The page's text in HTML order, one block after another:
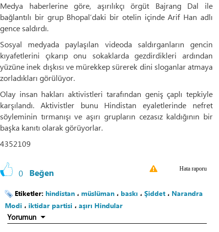
Medya haberlerine göre, aşırılıkçı örgüt Bajrang Dal ile
bağlantılı bir grup Bhopal’daki bir otelin içinde Arif Han adlı
gence saldırdı.
Sosyal medyada paylaşılan videoda saldırganların gencin
kıyafetlerini çıkarıp onu sokaklarda gezdirdikleri ardından
yüzüne inek dışkısı ve mürekkep sürerek dini sloganlar atmaya
zorladıkları görülüyor.
Olay insan hakları aktivistleri tarafından geniş çaplı tepkiyle
karşılandı. Aktivistler bunu Hindistan eyaletlerinde nefret
söyleminin tırmanışı ve aşırı grupların cezasız kaldığının bir
başka kanıtı olarak görüyorlar.
4352109
0 Beğen Hata raporu
Etiketler: hindistan ، müslüman ، baskı ، Şiddet، Narandra
Modi ، iktidar partisi ، aşırı Hindular
Yorumun